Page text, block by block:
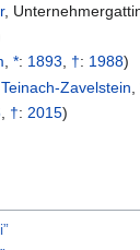
,
,*: 1893, †: 1988)
Zavelstein
, †:2015)